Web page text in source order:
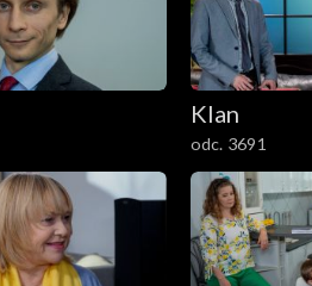
Klan
odc. 3691